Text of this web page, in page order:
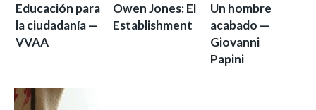
Educación para
la ciudadanía —
VVAA
Owen Jones: El
Establishment
Un hombre
acabado —
Giovanni
Papini